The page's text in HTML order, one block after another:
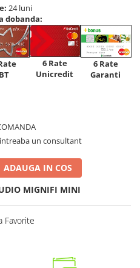
24 luni
dobanda:
BT
6 Rate
Unicredit
6 Rate
Garanti
intreaba un consultant
ADAUGA IN COS
MIGNIFI MINI
Favorite